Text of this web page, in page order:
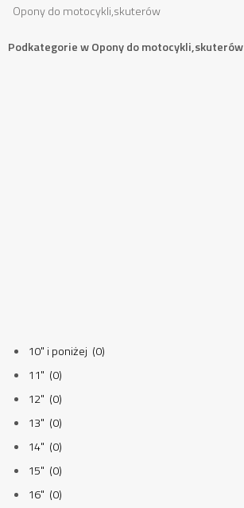
Opony do motocykli,skuterów
Podkategorie w Opony do motocykli,skuterów
10" i poniżej (0)
11" (0)
12" (0)
13" (0)
14" (0)
15" (0)
16" (0)